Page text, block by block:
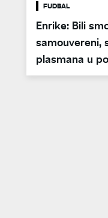
FUDBAL
Enrike: Bili
samouvereni,
plasmana u